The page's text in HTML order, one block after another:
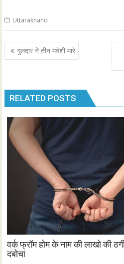
Uttarakhand
Post
navigation
गुलदार ने तीन मवेशी मारे
RELATED POSTS
वर्क फ्रॉम होम के नाम की लाखो की
दबोचा